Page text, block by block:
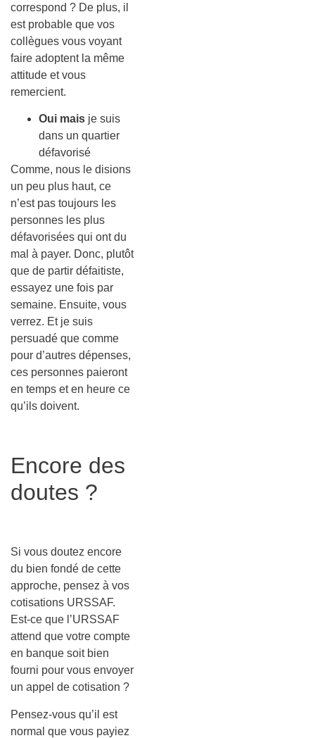
correspond ? De plus, il
est probable que vos
collègues vous voyant
faire adoptent la même
attitude et vous
remercient.
Oui mais je suis
dans un quartier
défavorisé
Comme, nous le disions
un peu plus haut, ce
n’est pas toujours les
personnes les plus
défavorisées qui ont du
mal à payer. Donc, plutôt
que de partir défaitiste,
essayez une fois par
semaine. Ensuite, vous
verrez. Et je suis
persuadé que comme
pour d’autres dépenses,
ces personnes paieront
en temps et en heure ce
qu’ils doivent.
Encore des
doutes ?
Si vous doutez encore
du bien fondé de cette
approche, pensez à vos
cotisations URSSAF.
Est-ce que l’URSSAF
attend que votre compte
en banque soit bien
fourni pour vous envoyer
un appel de cotisation ?
Pensez-vous qu’il est
normal que vous payiez